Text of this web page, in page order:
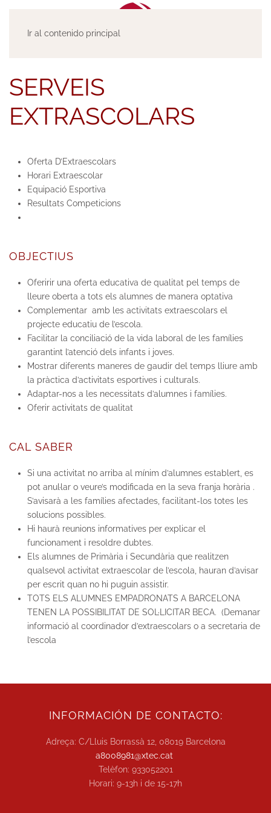
Ir al contenido principal
SERVEIS
EXTRASCOLARS
Oferta D’Extraescolars
Horari Extraescolar
Equipació Esportiva
Resultats Competicions
OBJECTIUS
Oferirir una oferta educativa de qualitat pel temps de
lleure oberta a tots els alumnes de manera optativa
Complementar amb les activitats extraescolars el
projecte educatiu de l’escola.
Facilitar la conciliació de la vida laboral de les famílies
garantint l’atenció dels infants i joves.
Mostrar diferents maneres de gaudir del temps lliure amb
la pràctica d’activitats esportives i culturals.
Adaptar-nos a les necessitats d’alumnes i famílies.
Oferir activitats de qualitat
CAL SABER
Si una activitat no arriba al mínim d’alumnes establert, es
pot anul·lar o veure’s modificada en la seva franja horària .
S’avisarà a les famílies afectades, facilitant-los totes les
solucions possibles.
Hi haurà reunions informatives per explicar el
funcionament i resoldre dubtes.
Els alumnes de Primària i Secundària que realitzen
qualsevol activitat extraescolar de l’escola, hauran d’avisar
per escrit quan no hi puguin assistir.
TOTS ELS ALUMNES EMPADRONATS A BARCELONA
TENEN LA POSSIBILITAT DE SOL·LICITAR BECA. (Demanar
informació al coordinador d’extraescolars o a secretaria de
l’escola
INFORMACIÓN DE CONTACTO:
Adreça: C/Lluis Borrassà 12, 08019 Barcelona
a8008981@xtec.cat
Telèfon: 933052201
Horari: 9-13h i de 15-17h